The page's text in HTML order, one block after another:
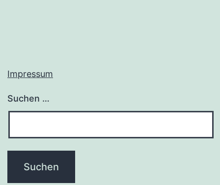
Impressum
Suchen …